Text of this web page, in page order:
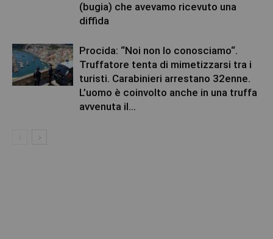
(bugia) che avevamo ricevuto una
diffida
Procida: “Noi non lo conosciamo“.
Truffatore tenta di mimetizzarsi tra i
turisti. Carabinieri arrestano 32enne.
L’uomo è coinvolto anche in una truffa
avvenuta il...